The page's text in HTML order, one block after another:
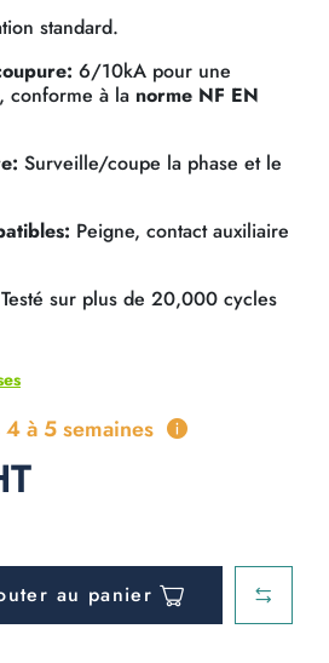
standard.
6/10kA pour une
conforme à la norme NF EN
Surveille/coupe la phase et le
Peigne, contact auxiliaire
Testé sur plus de 20,000 cycles
à 5 semaines
au panier